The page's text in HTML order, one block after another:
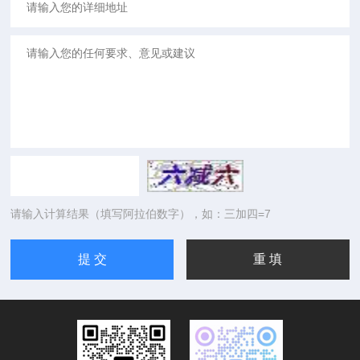
请输入计算结果（填写阿拉伯数字），如：三加四=7